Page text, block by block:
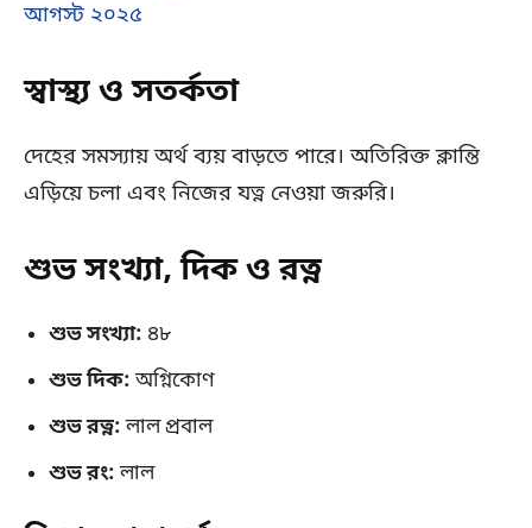
আগস্ট ২০২৫
স্বাস্থ্য ও সতর্কতা
দেহের সমস্যায় অর্থ ব্যয় বাড়তে পারে। অতিরিক্ত ক্লান্তি
এড়িয়ে চলা এবং নিজের যত্ন নেওয়া জরুরি।
শুভ সংখ্যা, দিক ও রত্ন
শুভ সংখ্যা: ৪৮
শুভ দিক:অগ্নিকোণ
শুভ রত্ন:লাল প্রবাল
শুভ রং:লাল